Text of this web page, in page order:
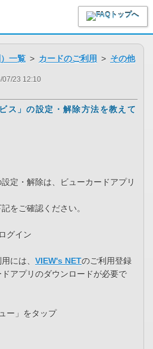
一覧 > カードのご利用 > その他
07/23 12:10
ス」の設定・解除方法を教えて
設定・解除は、ビューカードアプリ
をご確認ください。
グイン
には、 VIEW's NETのご利用登録
アプリのダウンロードが必要で
ー」をタップ